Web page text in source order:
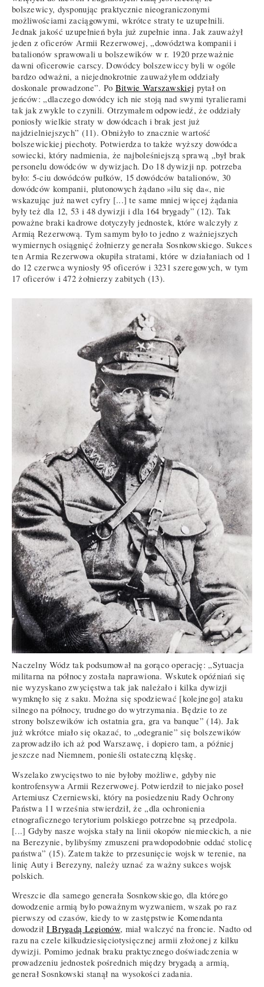
bolszewicy, dysponując praktycznie nieograniczonymi
możliwościami zaciągowymi, wkrótce straty te uzupełnili.
Jednak jakość uzupełnień była już zupełnie inna. Jak zauważył
jeden z oficerów Armii Rezerwowej, „dowództwa kompanii i
batalionów sprawowali u bolszewików w r. 1920 przeważnie
dawni oficerowie carscy. Dowódcy bolszewiccy byli w ogóle
bardzo odważni, a niejednokrotnie zauważyłem oddziały
doskonale prowadzone”. Po Bitwie Warszawskiej pytał on
jeńców: „dlaczego dowódcy ich nie stoją nad swymi tyralierami
tak jak zwykle to czynili. Otrzymałem odpowiedź, że oddziały
poniosły wielkie straty w dowódcach i brak jest już
najdzielniejszych” (11). Obniżyło to znacznie wartość
bolszewickiej piechoty. Potwierdza to także wyższy dowódca
sowiecki, który nadmienia, że najboleśniejszą sprawą „był brak
personelu dowódców w dywizjach. Do 18 dywizji np. potrzeba
było: 5-ciu dowódców pułków, 15 dowódców batalionów, 30
dowódców kompanii, plutonowych żądano »ilu się da«, nie
wskazując już nawet cyfry [...] te same mniej więcej żądania
były też dla 12, 53 i 48 dywizji i dla 164 brygady” (12). Tak
poważne braki kadrowe dotyczyły jednostek, które walczyły z
Armią Rezerwową. Tym samym było to jedno z ważniejszych
wymiernych osiągnięć żołnierzy generała Sosnkowskiego. Sukces
ten Armia Rezerwowa okupiła stratami, które w działaniach od 1
do 12 czerwca wyniosły 95 oficerów i 3231 szeregowych, w tym
17 oficerów i 472 żołnierzy zabitych (13).
Naczelny Wódz tak podsumował na gorąco operację: „Sytuacja
militarna na północy została naprawiona. Wskutek opóźniań się
nie wyzyskano zwycięstwa tak jak należało i kilka dywizji
wymknęło się z saku. Można się spodziewać [kolejnego] ataku
silnego na północy, trudnego do wytrzymania. Będzie to ze
strony bolszewików ich ostatnia gra, gra va banque” (14). Jak
już wkrótce miało się okazać, to „odegranie” się bolszewików
zaprowadziło ich aż pod Warszawę, i dopiero tam, a później
jeszcze nad Niemnem, ponieśli ostateczną klęskę.
Wszelako zwycięstwo to nie byłoby możliwe, gdyby nie
kontrofensywa Armii Rezerwowej. Potwierdził to niejako poseł
Artemiusz Czerniewski, który na posiedzeniu Rady Ochrony
Państwa 11 września stwierdził, że „dla ochronienia
etnograficznego terytorium polskiego potrzebne są przedpola.
[...] Gdyby nasze wojska stały na linii okopów niemieckich, a nie
na Berezynie, bylibyśmy zmuszeni prawdopodobnie oddać stolicę
państwa” (15). Zatem także to przesunięcie wojsk w terenie, na
linię Auty i Berezyny, należy uznać za ważny sukces wojsk
polskich.
Wreszcie dla samego generała Sosnkowskiego, dla którego
dowodzenie armią było poważnym wyzwaniem, wszak po raz
pierwszy od czasów, kiedy to w zastępstwie Komendanta
dowodził I Brygadą Legionów, miał walczyć na froncie. Nadto od
razu na czele kilkudziesięciotysięcznej armii złożonej z kilku
dywizji. Pomimo jednak braku praktycznego doświadczenia w
prowadzeniu jednostek pośrednich między brygadą a armią,
generał Sosnkowski stanął na wysokości zadania.